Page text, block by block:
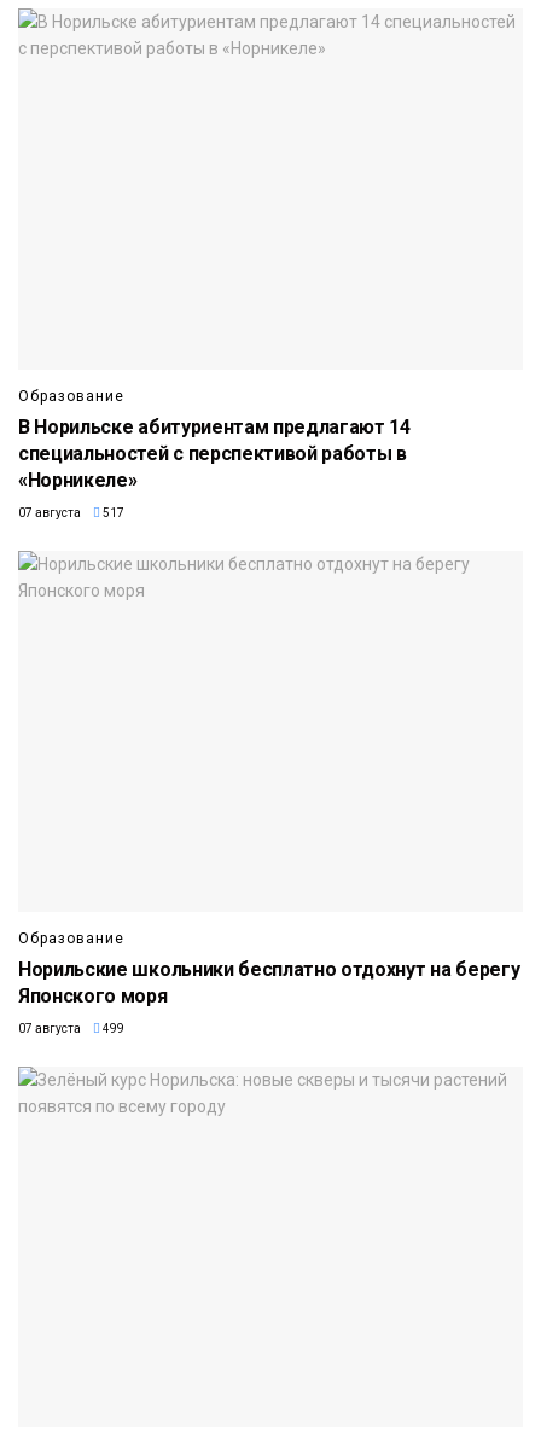
Образование
В Норильске абитуриентам предлагают 14
специальностей с перспективой работы в
«Норникеле»
07 августа 517
Образование
Норильские школьники бесплатно отдохнут на берегу
Японского моря
07 августа 499